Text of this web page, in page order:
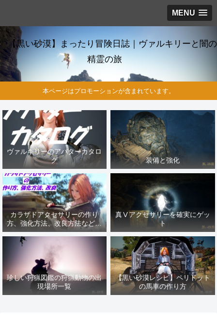
MENU
【黒い砂漠】まったり冒険日誌｜ヴァルキリーと闇の
精霊の旅
本ページはプロモーションが含まれています。
ヴァルキリーのアバターカタロ
グ
装備と強化
カラザドアクセサリーの作り
方、強化方法、改良方法などま
とめ【黒い砂漠冒険日誌１４１
真Ⅴアクセサリーを確実にゲッ
ト
珍しい狩猟図鑑の狩猟動物の出
現場所一覧
【黒い砂漠レシピ】ペリドット
の馬車の作り方